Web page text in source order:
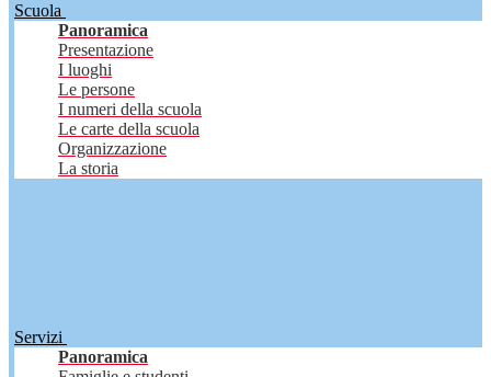
Scuola
Panoramica
Presentazione
I luoghi
Le persone
I numeri della scuola
Le carte della scuola
Organizzazione
La storia
Servizi
Panoramica